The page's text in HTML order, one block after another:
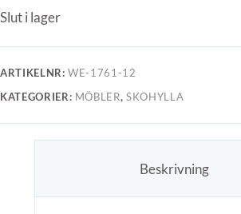
Slut i lager
ARTIKELNR:WE-1761-12
KATEGORIER: MÖBLER,SKOHYLLA
Beskrivning